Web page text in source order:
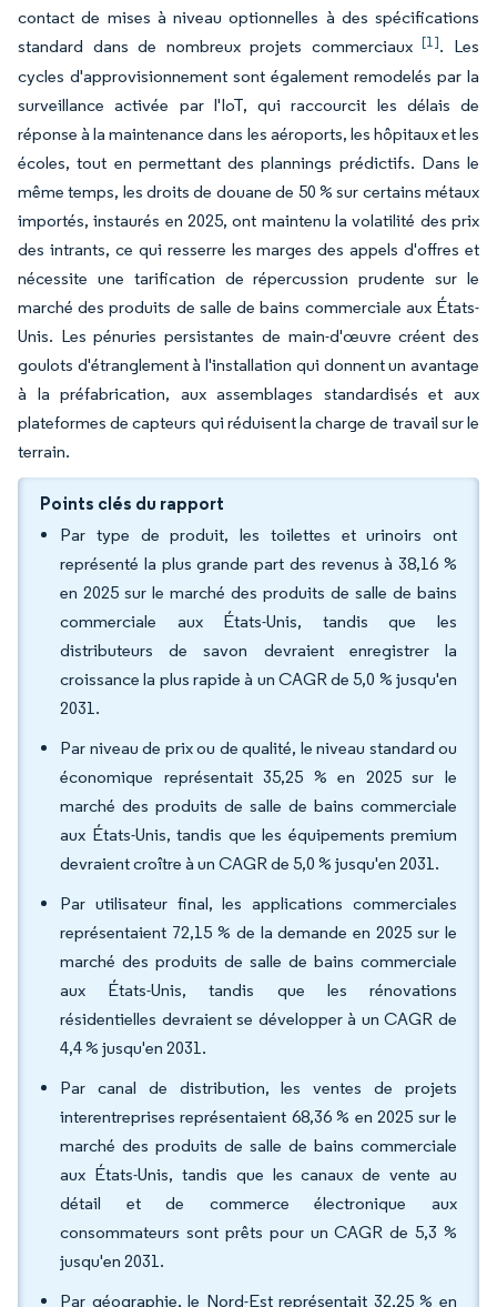
contact de mises à niveau optionnelles à des spécifications
standard dans de nombreux projets commerciaux[1]. Les
cycles d'approvisionnement sont également remodelés par la
surveillance activée par l'IoT, qui raccourcit les délais de
réponse à la maintenance dans les aéroports, les hôpitaux et les
écoles, tout en permettant des plannings prédictifs. Dans le
même temps, les droits de douane de 50 % sur certains métaux
importés, instaurés en 2025, ont maintenu la volatilité des prix
des intrants, ce qui resserre les marges des appels d'offres et
nécessite une tarification de répercussion prudente sur le
marché des produits de salle de bains commerciale aux États-
Unis. Les pénuries persistantes de main-d'œuvre créent des
goulots d'étranglement à l'installation qui donnent un avantage
à la préfabrication, aux assemblages standardisés et aux
plateformes de capteurs qui réduisent la charge de travail sur le
terrain.
Points clés du rapport
Par type de produit, les toilettes et urinoirs ont
représenté la plus grande part des revenus à 38,16 %
en 2025 sur le marché des produits de salle de bains
commerciale aux États-Unis, tandis que les
distributeurs de savon devraient enregistrer la
croissance la plus rapide à un CAGR de 5,0 % jusqu'en
2031.
Par niveau de prix ou de qualité, le niveau standard ou
économique représentait 35,25 % en 2025 sur le
marché des produits de salle de bains commerciale
aux États-Unis, tandis que les équipements premium
devraient croître à un CAGR de 5,0 % jusqu'en 2031.
Par utilisateur final, les applications commerciales
représentaient 72,15 % de la demande en 2025 sur le
marché des produits de salle de bains commerciale
aux États-Unis, tandis que les rénovations
résidentielles devraient se développer à un CAGR de
4,4 % jusqu'en 2031.
Par canal de distribution, les ventes de projets
interentreprises représentaient 68,36 % en 2025 sur le
marché des produits de salle de bains commerciale
aux États-Unis, tandis que les canaux de vente au
détail et de commerce électronique aux
consommateurs sont prêts pour un CAGR de 5,3 %
jusqu'en 2031.
Par géographie, le Nord-Est représentait 32,25 % en